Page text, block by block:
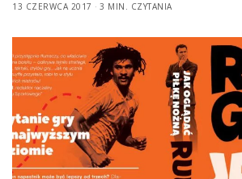
13 CZERWCA 2017 3 MIN. CZYTANIA